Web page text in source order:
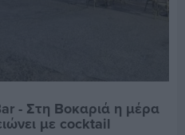
- Στη Βοκαριά η μέρα
με cocktail